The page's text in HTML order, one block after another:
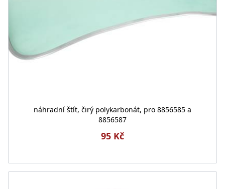
náhradní štít, čirý polykarbonát, pro 8856585 a
8856587
95 Kč